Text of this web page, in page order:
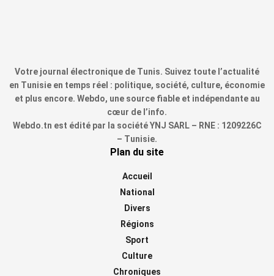
Votre journal électronique de Tunis. Suivez toute l’actualité
en Tunisie en temps réel : politique, société, culture, économie
et plus encore. Webdo, une source fiable et indépendante au
cœur de l’info.
Webdo.tn est édité par la société YNJ SARL – RNE : 1209226C
– Tunisie.
Plan du site
Accueil
National
Divers
Régions
Sport
Culture
Chroniques